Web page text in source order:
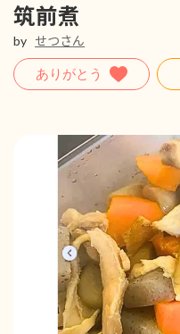
筑前煮
by せつさん